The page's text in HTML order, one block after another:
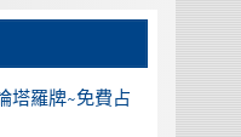
塔羅牌~免費占